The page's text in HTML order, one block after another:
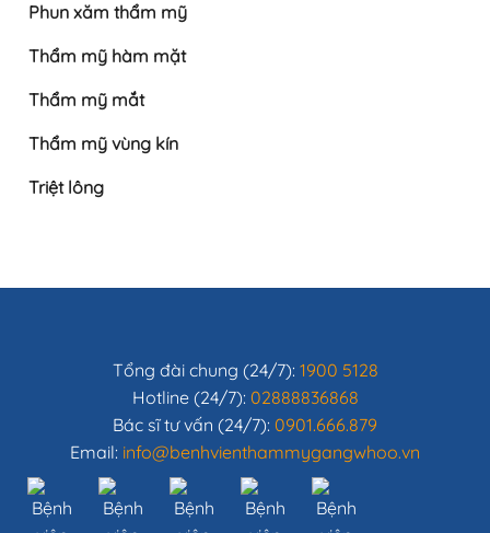
Phun xăm thẩm mỹ
Thẩm mỹ hàm mặt
Thẩm mỹ mắt
Thẩm mỹ vùng kín
Triệt lông
Tổng đài chung (24/7): 1900 5128
Hotline (24/7): 02888836868
Bác sĩ tư vấn (24/7): 0901.666.879
Email: info@benhvienthammygangwhoo.vn